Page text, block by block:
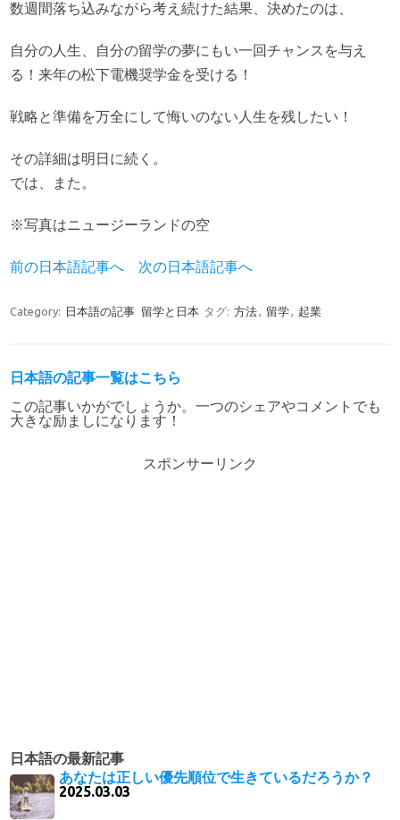
数週間落ち込みながら考え続けた結果、決めたのは、
自分の人生、自分の留学の夢にもい一回チャンスを与え
る！来年の松下電機奨学金を受ける！
戦略と準備を万全にして悔いのない人生を残したい！
その詳細は明日に続く。
では、また。
※写真はニュージーランドの空
前の日本語記事へ 次の日本語記事へ
Category: 日本語の記事 留学と日本 タグ: 方法, 留学, 起業
日本語の記事一覧はこちら
この記事いかがでしょうか。一つのシェアやコメントでも
大きな励ましになります！
スポンサーリンク
日本語の最新記事
あなたは正しい優先順位で生きているだろうか？
2025.03.03